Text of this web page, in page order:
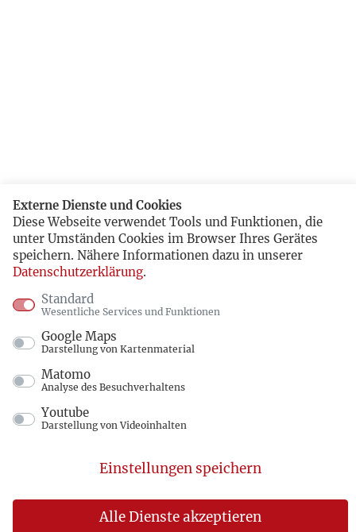
Externe Dienste und Cookies
Diese Webseite verwendet Tools und Funktionen, die
unter Umständen Cookies im Browser Ihres Gerätes
speichern. Nähere Informationen dazu in unserer
Datenschutzerklärung.
Standard
Wesentliche Services und Funktionen
Google Maps
Darstellung von Kartenmaterial
Matomo
Analyse des Besuchverhaltens
Youtube
Darstellung von Videoinhalten
Alle Dienste akzeptieren
Einstellungen speichern